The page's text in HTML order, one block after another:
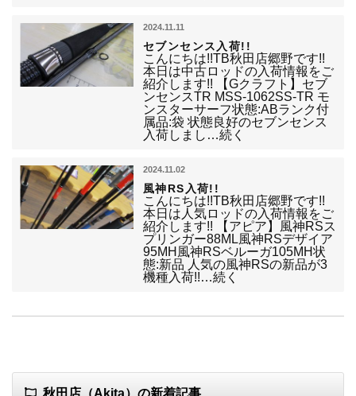
2024.11.11
セブンセンス入荷!!
こんにちは!!TB秋田店郷野です!!
本日は中古ロッドの入荷情報をご
紹介します!! 【Gクラフト】セブ
ンセンスTR MSS-1062SS-TR モ
ンスターサーフ状態:ABランク付
属品:袋 状態良好のセブンセンス
入荷しまし…続く
2024.11.02
風神RS入荷!!
こんにちは!!TB秋田店郷野です!!
本日は人気ロッドの入荷情報をご
紹介します!! 【アピア】風神RSス
プリンガー88ML風神RSデザイア
95MH風神RSベルーガ105MH状
態:新品 人気の風神RSの新品が3
機種入荷!!…続く
秋田店（Akita）の新着記事